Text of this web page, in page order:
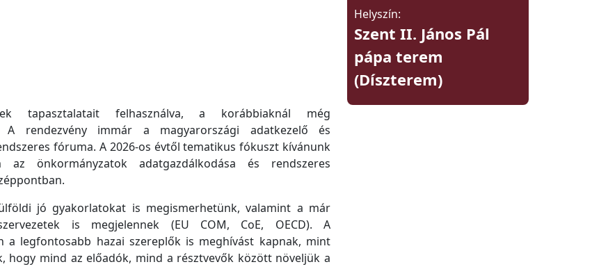
felhasználva, a korábbiaknál még
A rendezvény immár a magyarországi adatkezelő és
fóruma. A 2026-os évtől tematikus fókuszt kívánunk
önkormányzatok adatgazdálkodása és rendszeres
jó gyakorlatokat is megismerhetünk, valamint a már
is megjelennek (EU COM, CoE, OECD). A
a legfontosabb hazai szereplők is meghívást kapnak, mint
hogy mind az előadók, mind a résztvevők között növeljük a
Helyszín:
Szent II. János Pál
pápa terem
(Díszterem)